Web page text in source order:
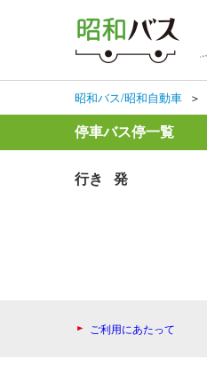
昭和バス/昭和自動車 ＞
停車バス停一覧
行き 発
ご利用にあたって